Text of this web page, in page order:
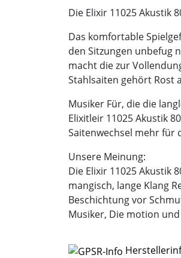
Die Elixir 11025 Akustik
Das komfortable
den Sitzungen unbefug
macht die zur
Stahlsaiten gehört Rost
Musiker Für, die die
Elixitleir 11025 Akustik
Saitenwechsel mehr für
Unsere Meinung:
Die Elixir 11025 Akustik
mangisch, lange Klang
Beschichtung vor
Musiker, Die motion